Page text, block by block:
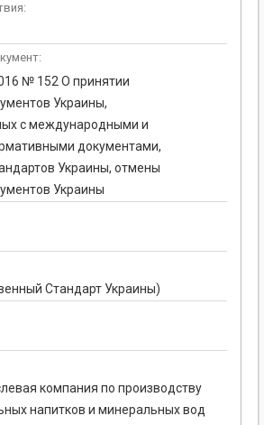
№ 152 О принятии
Украины,
с международными и
документами,
Украины, отмены
Украины
Стандарт Украины)
компания по производству
напитков и минеральных вод